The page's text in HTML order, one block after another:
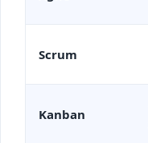
Scrum
Kanban